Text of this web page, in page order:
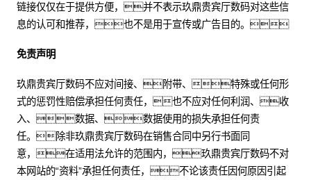
链接仅仅在于提供方便，并不表示玖鼎贵宾厅数码对这些信
息的认可和推荐，也不是用于宣传或广告目的。
免责声明
玖鼎贵宾厅数码不应对间接、附带、特殊或任何形
式的惩罚性赔偿承担任何责任，也不应对任何利润、收
入、数据、数据使用的损失承担任何责
任。除非玖鼎贵宾厅数码在销售合同中另行书面同
意，在适用法允许的范围内，玖鼎贵宾厅数码不对
本网站的“资料”承担任何责任，不论该责任因何原因引起